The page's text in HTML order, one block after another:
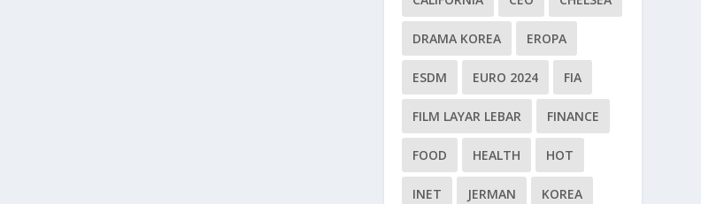
DRAMA KOREA EROPA
ESDM EURO 2024 FIA
FILM LAYAR LEBAR FINANCE
FOOD HEALTH HOT
INET JERMAN KOREA